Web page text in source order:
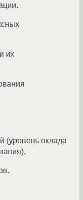
их
(уровень оклада